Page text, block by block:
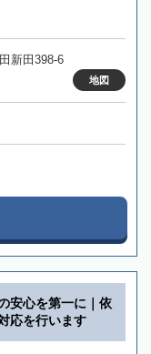
新田398-6
地図
安心を第一に｜依
応を行います